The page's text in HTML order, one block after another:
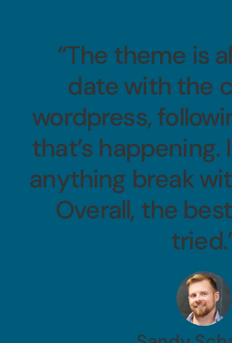
“The theme is
date with the
wordpress,
that’s happening.
anything break
Overall, the